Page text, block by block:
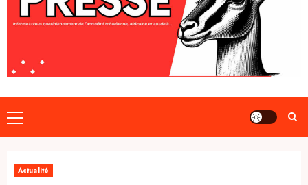
Primary
Menu
Actualité